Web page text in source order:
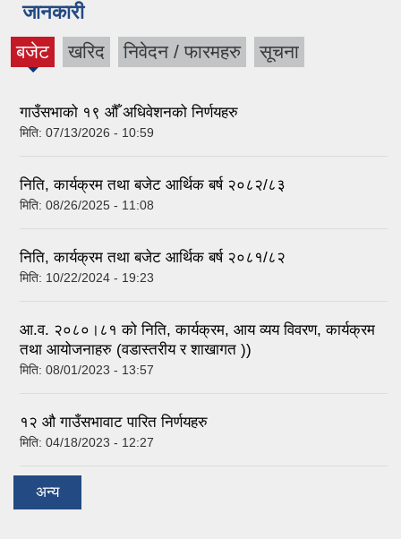
जानकारी
बजेट
(active
खरिद निवेदन / फारमहरु सूचना
गाउँसभाको १९ औँ अधिवेशनको निर्णयहरु
मिति: 07/13/2026 - 10:59
निति, कार्यक्रम तथा बजेट आर्थिक बर्ष २०८२/८३
मिति: 08/26/2025 - 11:08
निति, कार्यक्रम तथा बजेट आर्थिक बर्ष २०८१/८२
मिति: 10/22/2024 - 19:23
आ.व. २०८०।८१ को निति, कार्यक्रम, आय व्यय विवरण, कार्यक्रम
तथा आयोजनाहरु (वडास्तरीय र शाखागत ))
मिति: 08/01/2023 - 13:57
१२ औ गाउँसभावाट पारित निर्णयहरु
मिति: 04/18/2023 - 12:27
अन्य